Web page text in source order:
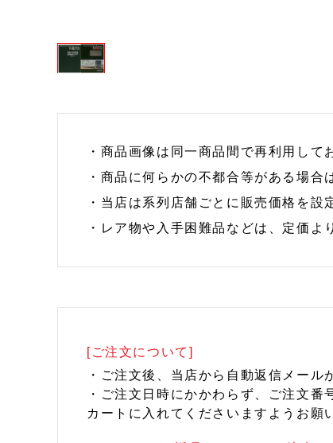
・商品画像は同一商品間で再利用して
・商品に何らかの不都合等がある場合
・当店は系列店舗ごとに販売価格を
・レア物や入手困難品などは、定価
[ご注文について]
・ご注文後、当店から自動返信メー
・ご注文日時にかかわらず、ご注文
カートに入れてくださいますようお願